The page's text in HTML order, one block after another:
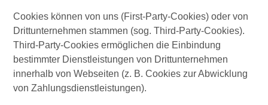
Cookies können von uns (First-Party-Cookies) oder von
Drittunternehmen stammen (sog. Third-Party-Cookies).
Third-Party-Cookies ermöglichen die Einbindung
bestimmter Dienstleistungen von Drittunternehmen
innerhalb von Webseiten (z. B. Cookies zur Abwicklung
von Zahlungsdienstleistungen).